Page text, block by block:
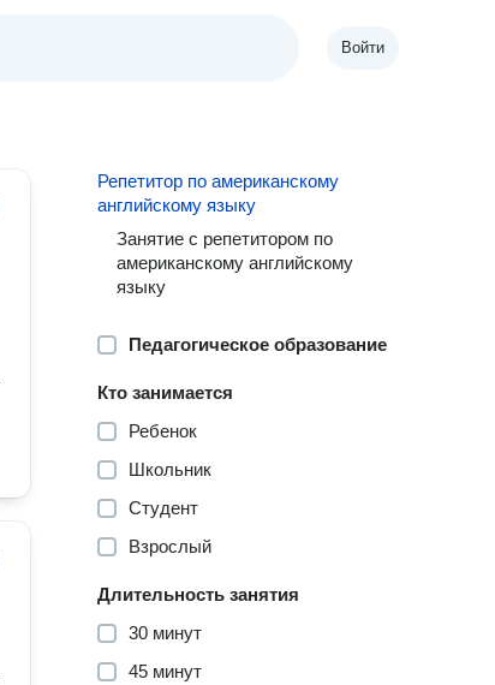
Войти
Репетитор по американскому
английскому языку
Занятие с репетитором по
американскому английскому
языку
Педагогическое образование
Кто занимается
Ребенок
Школьник
Студент
Взрослый
Длительность занятия
30 минут
45 минут